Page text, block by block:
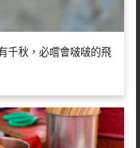
千秋，必嚐會啵啵的飛